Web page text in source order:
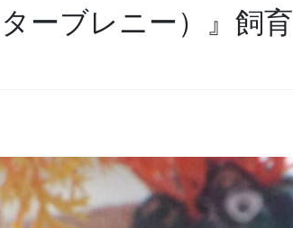
ーブレニー）』飼育